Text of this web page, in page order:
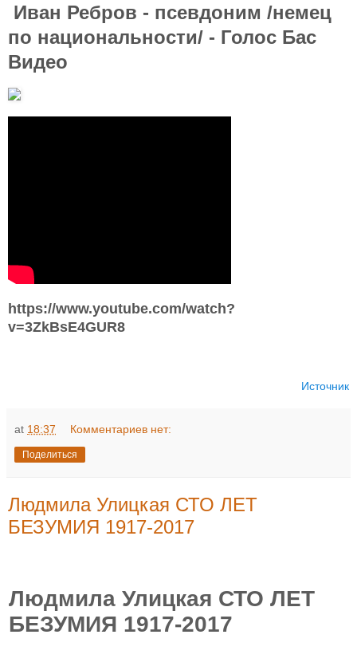
Иван Ребров - псевдоним /немец
по национальности/ - Голос Бас
Видео
https://www.youtube.com/watch?
v=3ZkBsE4GUR8
Источник
at 18:37 Комментариев нет:
Поделиться
Людмила Улицкая СТО ЛЕТ
БЕЗУМИЯ 1917-2017
Людмила Улицкая СТО ЛЕТ
БЕЗУМИЯ 1917-2017